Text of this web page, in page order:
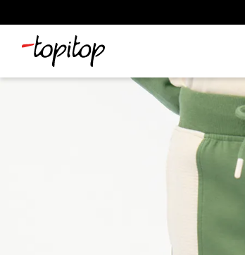
Términos más buscados